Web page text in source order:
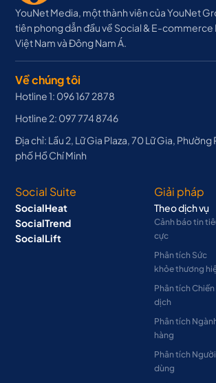
YouNet Media, một thành viên của YouNet
tiên phong dẫn đầu về Social & E-
Việt Nam và Đông Nam Á.
Về chúng tôi
Hotline 1: 096 167 2878
Hotline 2: 097 774 8746
Địa chỉ: Lầu 2, Lữ Gia Plaza, 70 Lữ Gia, Phường
phố Hồ Chí Minh
Social Suite
SocialHeat
SocialTrend
SocialLift
Giải pháp
Theo dịch vụ
Cảnh báo tin
cực
Phân tích Sức
khỏe thương
Phân tích Chiến
dịch
Phân tích
hàng
Phân tích Người
dùng